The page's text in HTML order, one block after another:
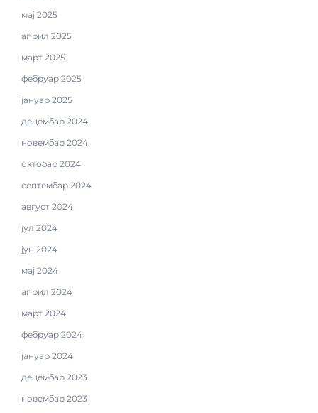
мај 2025
април 2025
март 2025
фебруар 2025
јануар 2025
децембар 2024
новембар 2024
октобар 2024
септембар 2024
август 2024
јул 2024
јун 2024
мај 2024
април 2024
март 2024
фебруар 2024
јануар 2024
децембар 2023
новембар 2023